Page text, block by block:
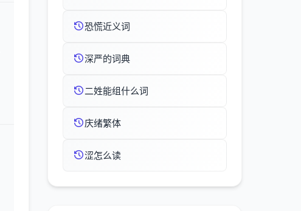
恐慌近义词
深严的词典
二姓能组什么词
庆绪繁体
涩怎么读